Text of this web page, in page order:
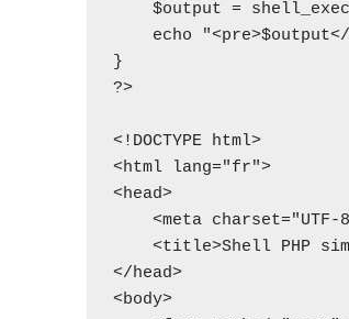
}
?>
<!DOCTYPE html>
<html lang="fr">
<head>
</head>
<body>